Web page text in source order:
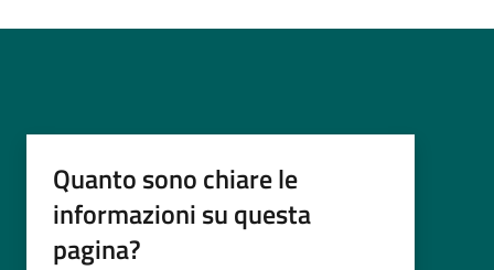
Quanto sono chiare le
informazioni su questa
pagina?